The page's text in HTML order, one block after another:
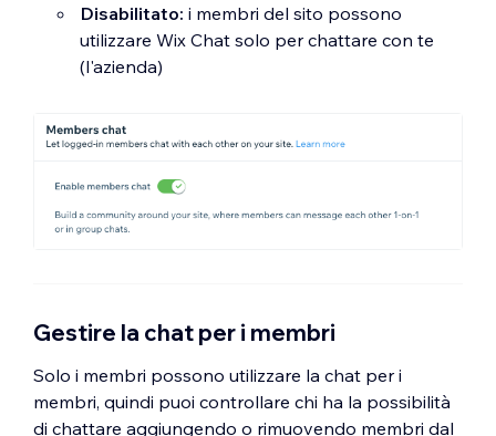
Disabilitato: i membri del sito possono
utilizzare Wix Chat solo per chattare con te
(l'azienda)
Gestire la chat per i membri
Solo i membri possono utilizzare la chat per i
membri, quindi puoi controllare chi ha la possibilità
di chattare aggiungendo o rimuovendo membri dal